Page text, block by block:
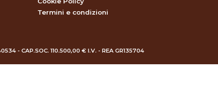
Termini e condizioni
- CAP.SOC. 110.500,00 € I.V. - REA GR135704